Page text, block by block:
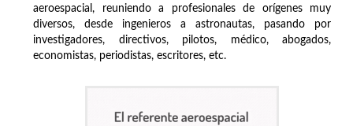
aeroespacial, reuniendo a profesionales de orígenes muy
diversos, desde ingenieros a astronautas, pasando por
investigadores, directivos, pilotos, médico, abogados,
economistas, periodistas, escritores, etc.